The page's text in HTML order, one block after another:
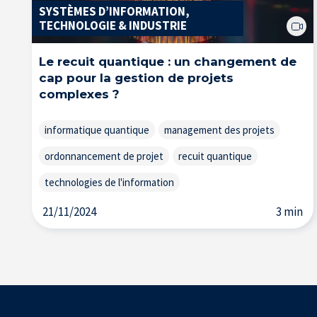
SYSTÈMES D’INFORMATION,
TECHNOLOGIE & INDUSTRIE
Le recuit quantique : un changement de
cap pour la gestion de projets
complexes ?
informatique quantique
management des projets
ordonnancement de projet
recuit quantique
technologies de l'information
21/11/2024 3 min